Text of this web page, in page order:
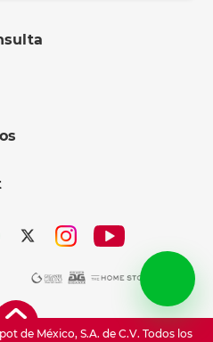
de México, S.A. de C.V. Todos los